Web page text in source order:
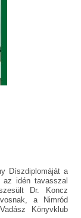
Díszdiplomáját a
az idén tavasszal
Dr. Koncz
a Nimród
Könyvklub